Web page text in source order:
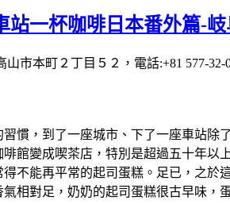
站一杯咖啡日本番外篇-
山市本町２丁目５２，電話:+81 577-
習慣，到了一座城市、下了一座車站除
啡館變成喫茶店，特別是超過五十年
得不能再平常的起司蛋糕。足已，之
氣相對足，奶奶的起司蛋糕很古早味